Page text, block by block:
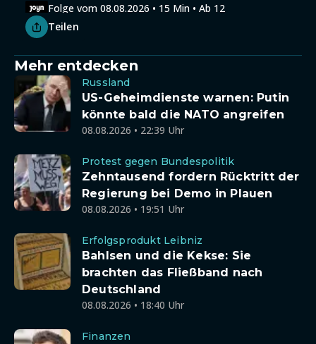
Folge vom 08.08.2026 • 15 Min • Ab 12
Teilen
Mehr entdecken
Russland
US-Geheimdienste warnen: Putin
könnte bald die NATO angreifen
08.08.2026 • 22:39 Uhr
Protest gegen Bundespolitik
Zehntausend fordern Rücktritt der
Regierung bei Demo in Plauen
08.08.2026 • 19:51 Uhr
Erfolgsprodukt Leibniz
Bahlsen und die Kekse: Sie
brachten das Fließband nach
Deutschland
08.08.2026 • 18:40 Uhr
Finanzen